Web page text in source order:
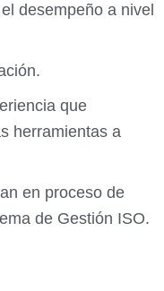
desempeño a nivel
que
herramientas a
en proceso de
de Gestión ISO.